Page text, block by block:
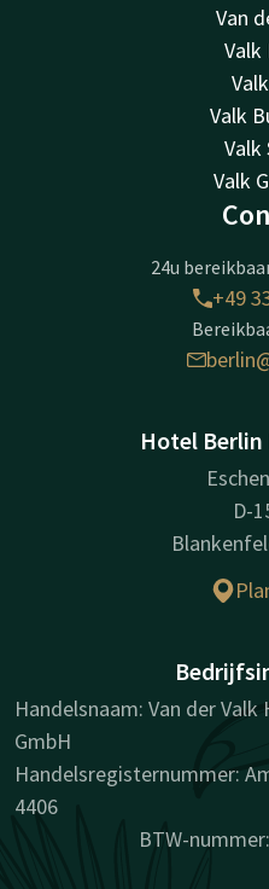
Van
Valk
Valk
Valk
Valk
24u
+49
Hotel
D-
Handelsnaam: Van der
GmbH
Handelsregisternummer:
4406
BTW-